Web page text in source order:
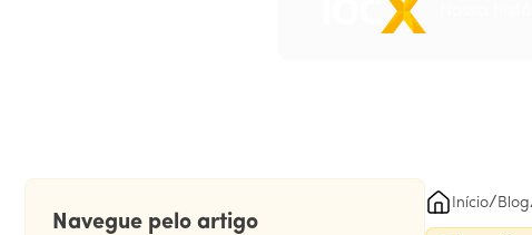
Navegue pelo artigo
Início/ Blog